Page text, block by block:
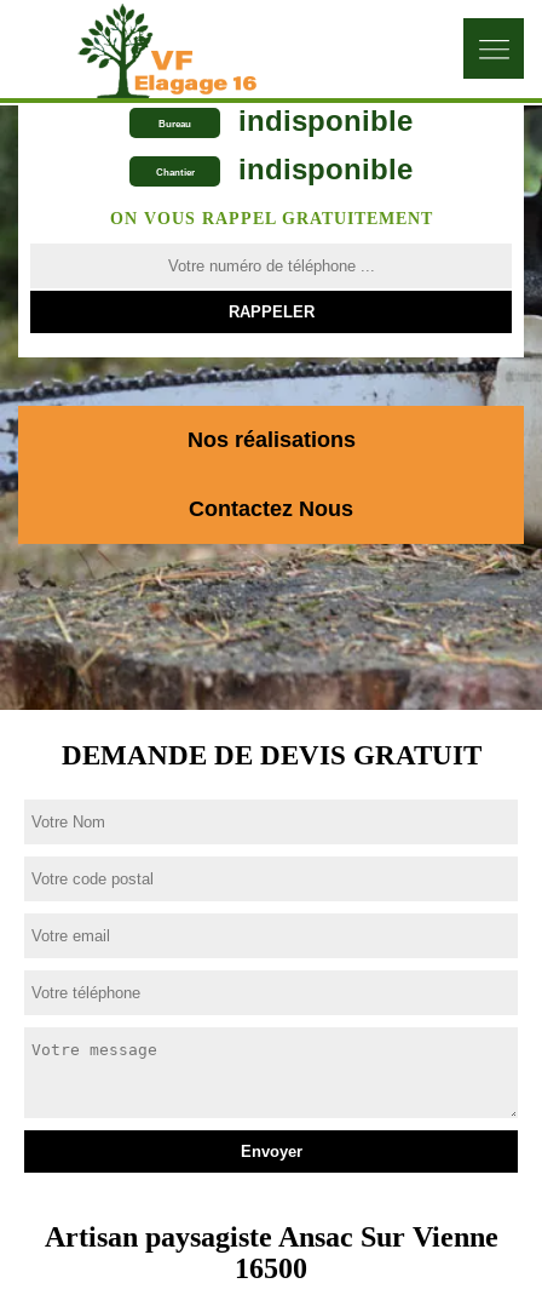
Bureau indisponible
Chantier indisponible
ON VOUS RAPPEL GRATUITEMENT
Nos réalisations
Contactez Nous
DEMANDE DE DEVIS GRATUIT
Artisan paysagiste Ansac Sur Vienne
16500